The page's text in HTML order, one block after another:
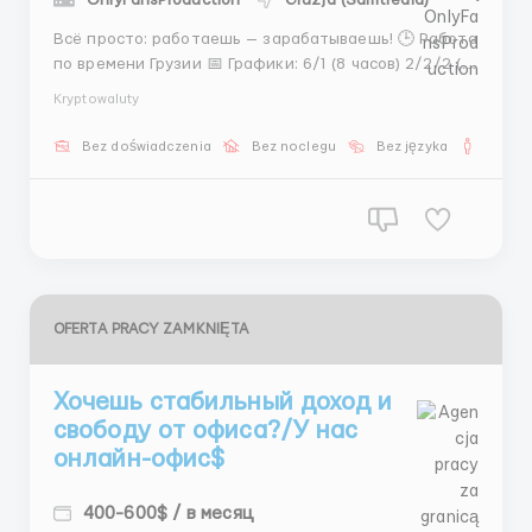
Всё просто: работаешь — зарабатываешь! 🕒 Работа
по времени Грузии 📅 Графики: 6/1 (8 часов) 2/2/2 (12
Уверенность в себе + действие = результат 📩
Kryptowaluty
Bez doświadczenia Bez noclegu Bez języka
OFERTA PRACY ZAMKNIĘTA
Хочешь стабильный доход и
свободу от офиса?/У нас
онлайн-офис$
400-600$ / в месяц